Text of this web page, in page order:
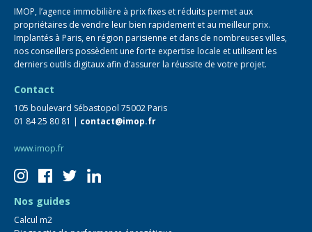
IMOP, l’agence immobilière à prix fixes et réduits permet aux
propriétaires de vendre leur bien rapidement et au meilleur prix.
Implantés à Paris, en région parisienne et dans de nombreuses villes,
nos conseillers possèdent une forte expertise locale et utilisent les
derniers outils digitaux afin d’assurer la réussite de votre projet.
Contact
105 boulevard Sébastopol 75002 Paris
01 84 25 80 81 | contact@imop.fr
www.imop.fr
Nos guides
Calcul m2